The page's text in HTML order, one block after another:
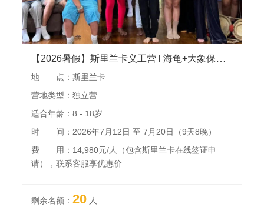
【2026暑假】斯里兰卡义工营 l 海龟+大象保育收获NGO双证书，雅拉国家公园、加勒古堡、国家博物馆、当地学校访问交流、海上观鲸
地 点：斯里兰卡
营地类型：独立营
适合年龄：8 - 18岁
时 间：2026年7月12日 至 7月20日（9天8晚）
费 用：14,980元/人（包含斯里兰卡在线签证申
请），联系客服享优惠价
剩余名额：20 人